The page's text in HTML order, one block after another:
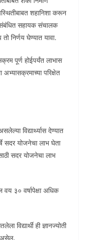
शहानिशा करून
संबंधित सहायक संचालक
निर्णय घेण्यात यावा.
पूर्ण होईपर्यंत लाभास
अभ्यासक्रमाच्या परिक्षेत
विद्यार्थ्यास देण्यात
सदर योजनेचा लाभ घेता
सदर योजनेचा लाभ
वय ३० वर्षापेक्षा अधिक
विद्यार्थी ही ज्ञानज्योती
असेल.